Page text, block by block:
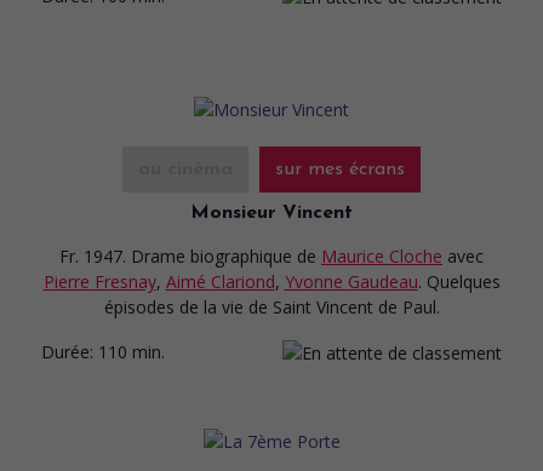
sur mes écrans
Monsieur Vincent
Fr. 1947. Drame biographique de Maurice Cloche avec
Pierre Fresnay, Aimé Clariond, Yvonne Gaudeau. Quelques
épisodes de la vie de Saint Vincent de Paul.
Durée: 110 min.